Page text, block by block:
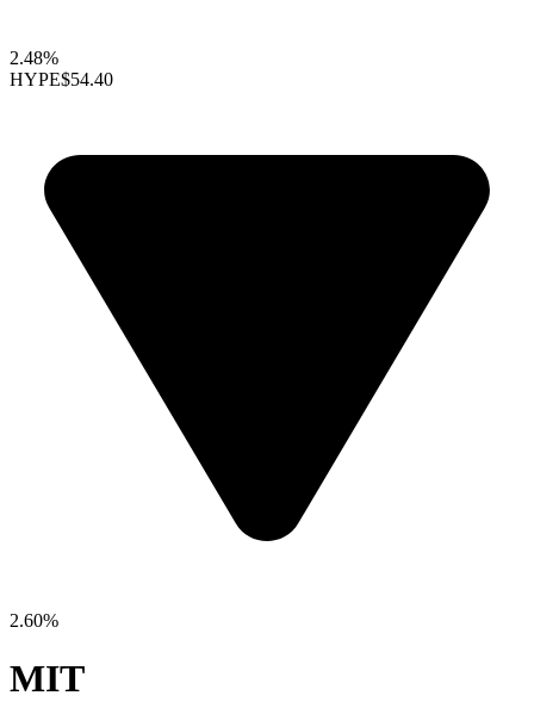
2.48%
HYPE$54.40
2.60%
MIT